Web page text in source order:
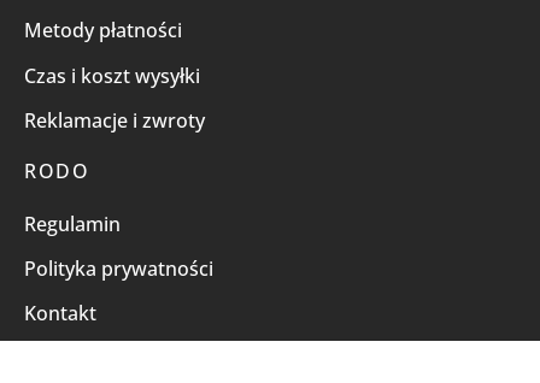
Metody płatności
Czas i koszt wysyłki
Reklamacje i zwroty
RODO
Regulamin
Polityka prywatności
Kontakt